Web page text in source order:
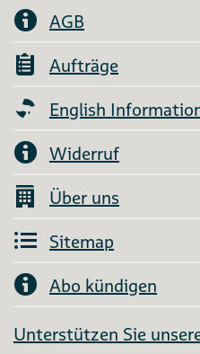
AGB
Aufträge
English
Widerruf
Über uns
Sitemap
Abo kündigen
Unterstützen Sie